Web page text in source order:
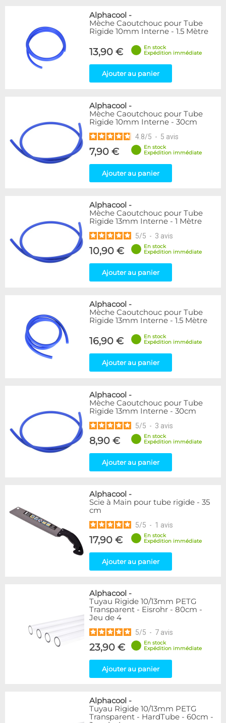
Alphacool -
Mèche Caoutchouc pour Tube
Rigide 10mm Interne - 1.5 Mètre
13,90 €
En stock
Expédition immédiate
Ajouter au panier
Alphacool -
Mèche Caoutchouc pour Tube
Rigide 10mm Interne - 30cm
4.8/5 - 5 avis
7,90 €
En stock
Expédition immédiate
Ajouter au panier
Alphacool -
Mèche Caoutchouc pour Tube
Rigide 13mm Interne - 1 Mètre
5/5 - 3 avis
10,90 €
En stock
Expédition immédiate
Ajouter au panier
Alphacool -
Mèche Caoutchouc pour Tube
Rigide 13mm Interne - 1.5 Mètre
16,90 €
En stock
Expédition immédiate
Ajouter au panier
Alphacool -
Mèche Caoutchouc pour Tube
Rigide 13mm Interne - 30cm
5/5 - 3 avis
8,90 €
En stock
Expédition immédiate
Ajouter au panier
Alphacool -
Scie à Main pour tube rigide - 35
cm
5/5 - 1 avis
17,90 €
En stock
Expédition immédiate
Ajouter au panier
Alphacool -
Tuyau Rigide 10/13mm PETG
Transparent - Eisrohr - 80cm -
Jeu de 4
5/5 - 7 avis
23,90 €
En stock
Expédition immédiate
Ajouter au panier
Alphacool -
Tuyau Rigide 10/13mm PETG
Transparent - HardTube - 60cm -